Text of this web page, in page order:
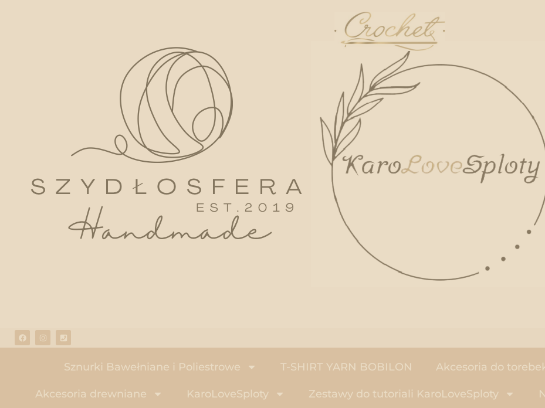
Sznurki Bawełniane i Poliestrowe T-SHIRT YARN BOBILON Akcesoria do
Akcesoria drewniane KaroLoveSploty Zestawy do tutoriali KaroLoveSploty